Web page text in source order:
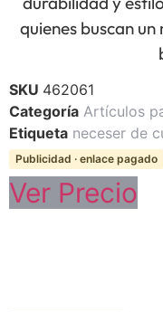
quienes buscan
SKU 462061
Categoría Artículos
Etiqueta neceser de
Publicidad · enlace pagado
Ver Precio